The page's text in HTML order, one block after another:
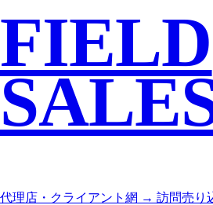
FIELD
代理店・クライアント網 → 訪問売り